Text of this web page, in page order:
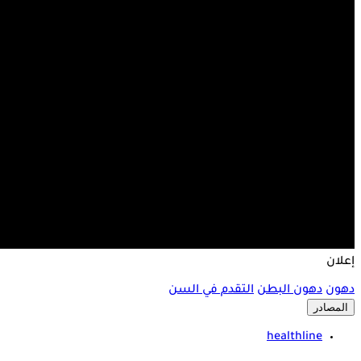
إعلان
دهون دهون البطن التقدم في السن
المصادر
healthline